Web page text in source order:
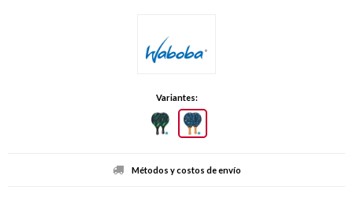
Variantes:
Métodos y costos de envío